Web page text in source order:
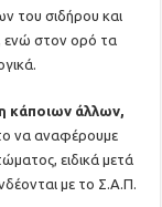
του σιδήρου και
ενώ στον ορό τα
κάποιων άλλων,
να αναφέρουμε
ειδικά μετά
με το Σ.Α.Π.